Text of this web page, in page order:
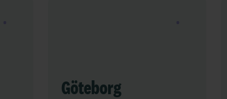
Göteborg